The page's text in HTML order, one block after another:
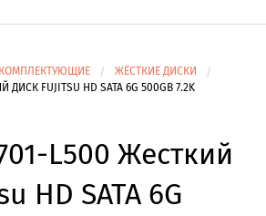
ЖЁСТКИЕ ДИСКИ
ДИСК FUJITSU HD SATA 6G 500GB 7.2K
L500 Жесткий
HD SATA 6G